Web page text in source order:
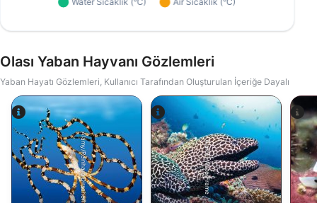
Olası Yaban Hayvanı Gözlemleri
Yaban Hayatı Gözlemleri, Kullanıcı Tarafından Oluşturulan İçeriğe Dayalı
Alamy/Reinhard Dirscherl Alamy-WaterFrame